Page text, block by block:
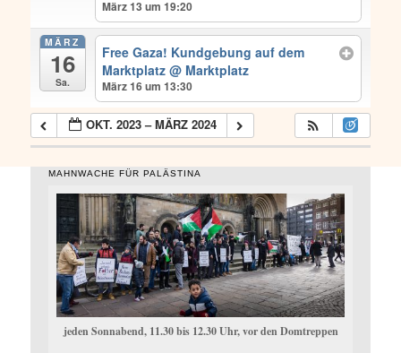
März 13 um 19:20
MÄRZ
16
Sa.
Free Gaza! Kundgebung auf dem
Marktplatz@ Marktplatz
März 16 um 13:30
OKT. 2023 – MÄRZ 2024
MAHNWACHE FÜR PALÄSTINA
jeden Sonnabend, 11.30 bis 12.30 Uhr, vor den Domtreppen